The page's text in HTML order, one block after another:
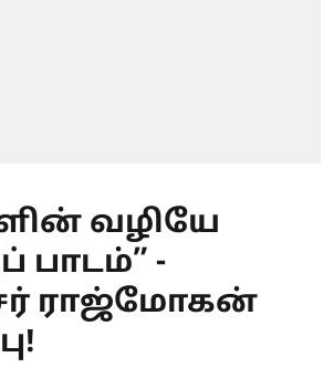
வழியே
பாடம்” -
ராஜ்மோகன்